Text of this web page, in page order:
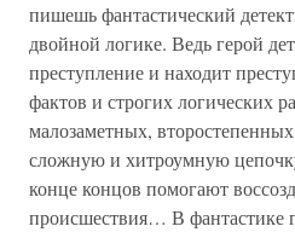
пишешь фантастический
двойной логике. Ведь герой
преступление и находит
фактов и строгих логических
малозаметных,
сложную и хитроумную
конце концов помогают
происшествия… В фантастике